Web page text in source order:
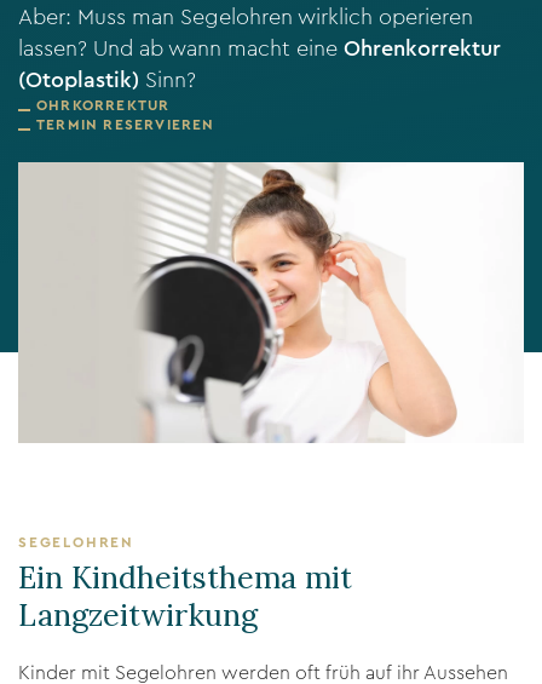
Aber: Muss man Segelohren wirklich operieren
lassen? Und ab wann macht eineOhrenkorrektur
(Otoplastik) Sinn?
OHRKORREKTUR
TERMIN RESERVIEREN
SEGELOHREN
Ein Kindheitsthema mit
Langzeitwirkung
Kinder mit Segelohren werden oft früh auf ihr Aussehen